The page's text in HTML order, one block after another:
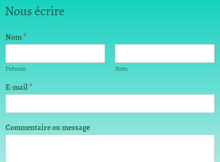
Nous écrire
Nom*
Prénom Nom
E
-
a
l
E-mail*
Commentaire ou message